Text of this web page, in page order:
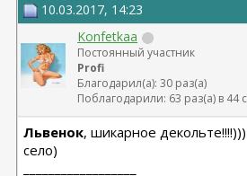
10.03.2017, 14:23
Konfetkaa
Постоянный участник
Profi
Благодарил(а): 30 раз(а)
Поблагодарили: 63 раз(а) в
Львенок, шикарное
село)